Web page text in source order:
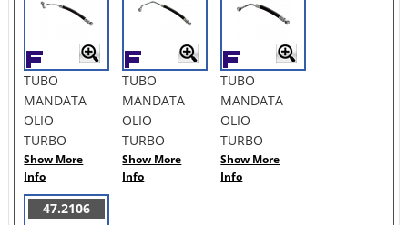
TUBO
MANDATA
OLIO
TURBO
Show More
Info
TUBO
MANDATA
OLIO
TURBO
Show More
Info
TUBO
MANDATA
OLIO
TURBO
Show More
Info
47.2106